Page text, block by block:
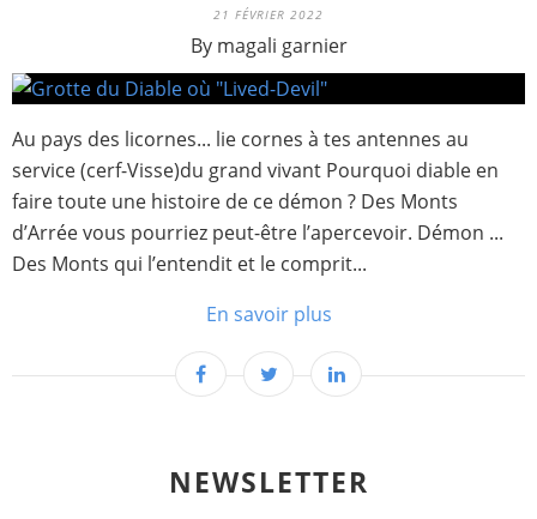
21 FÉVRIER 2022
By magali garnier
Au pays des licornes... lie cornes à tes antennes au
service (cerf-Visse)du grand vivant Pourquoi diable en
faire toute une histoire de ce démon ? Des Monts
d’Arrée vous pourriez peut-être l’apercevoir. Démon ...
Des Monts qui l’entendit et le comprit...
En savoir plus
NEWSLETTER